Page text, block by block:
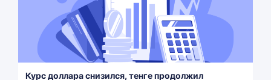
Курс доллара снизился, тенге продолжил